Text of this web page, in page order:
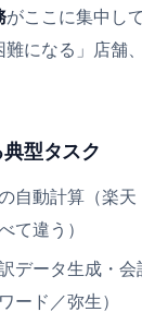
がここに集中し
難になる」店舗
型タスク
自動計算（楽
て違う）
データ生成・
ード／弥生）